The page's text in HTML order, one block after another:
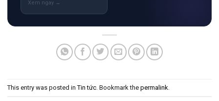
This entry was posted inTin tức . Bookmark the permalink